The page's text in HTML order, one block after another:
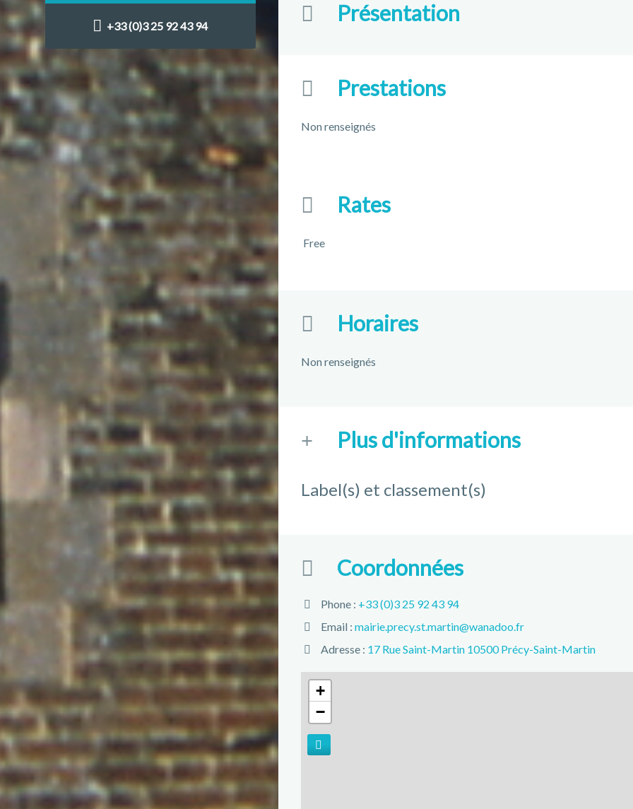
+33 (0)3 25 92 43 94
Présentation
Prestations
Non renseignés
Rates
Free
Horaires
Non renseignés
Plus d'informations
Label(s) et classement(s)
Coordonnées
Phone : +33 (0)3 25 92 43 94
Email :mairie.precy.st.martin@wanadoo.fr
Adresse : 17 Rue Saint-Martin 10500 Précy-Saint-Martin
+
−